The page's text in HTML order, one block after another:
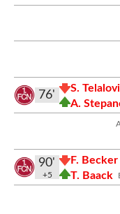
S.
A.
76'
F. Becker
T. Baack
90'
+5